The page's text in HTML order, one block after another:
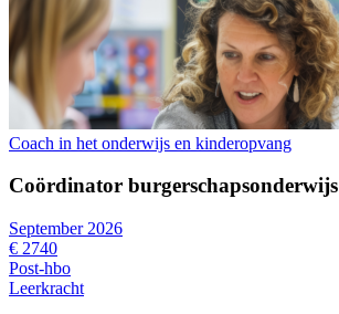
Coach in het onderwijs en kinderopvang
Coördinator burgerschapsonderwijs
September 2026
€ 2740
Post-hbo
Leerkracht